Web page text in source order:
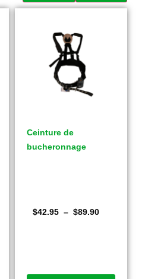
Ceinture de
bucheronnage
$42.95 – $89.90